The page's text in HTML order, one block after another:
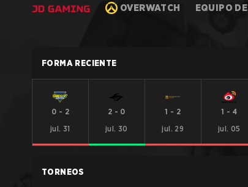
OVERWATCH EQUIPO
FORMA RECIENTE
0 - 2
jul. 31
2 - 0
jul. 30
1 - 2
jul. 29
1 - 4
jul. 05
TORNEOS